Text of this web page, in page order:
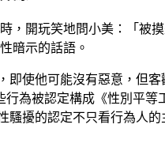
，開玩笑地問小美：「被
暗示的話語。
即使他可能沒有惡意，但
為被認定構成《性別平等
騷擾的認定不只看行為人